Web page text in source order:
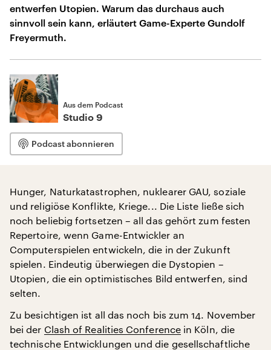
entwerfen Utopien. Warum das durchaus auch
sinnvoll sein kann, erläutert Game-Experte Gundolf
Freyermuth.
Aus dem Podcast
Studio 9
Podcast abonnieren
Hunger, Naturkatastrophen, nuklearer GAU, soziale
und religiöse Konflikte, Kriege... Die Liste ließe sich
noch beliebig fortsetzen – all das gehört zum festen
Repertoire, wenn Game-Entwickler an
Computerspielen entwickeln, die in der Zukunft
spielen. Eindeutig überwiegen die Dystopien –
Utopien, die ein optimistisches Bild entwerfen, sind
selten.
Zu besichtigen ist all das noch bis zum 14. November
bei der Clash of Realities Conferencein Köln, die
technische Entwicklungen und die gesellschaftliche